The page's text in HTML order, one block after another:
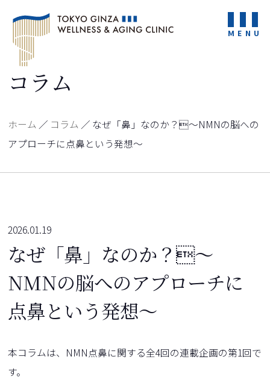
MENU
コラム
ホーム ／ コラム ／ なぜ「鼻」なのか？〜NMNの脳への
アプローチに点鼻という発想～
2026.01.19
なぜ「鼻」なのか？〜
NMNの脳へのアプローチに
点鼻という発想～
本コラムは、NMN点鼻に関する全4回の連載企画の第1回で
す。